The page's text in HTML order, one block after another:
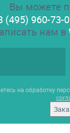
Вы можете
(495) 960-73-
нам в
на обработку